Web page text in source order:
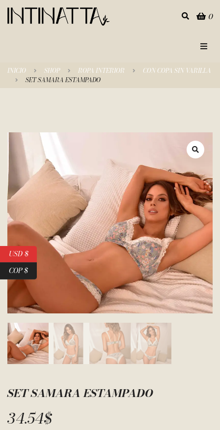
Inicio
Empresa
0
INICIO SHOP ROPA INTERIOR
CON COPA SIN VARILLA
SET SAMARA ESTAMPADO
SET SAMARA ESTAMPADO
34.54$
USD $
COP $